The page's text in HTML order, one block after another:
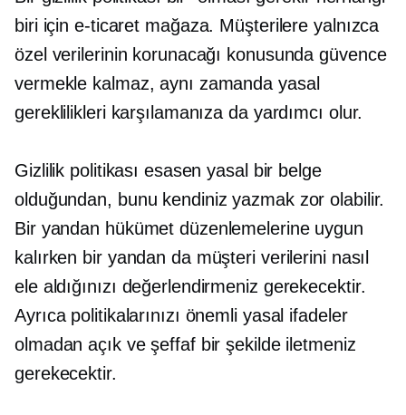
biri için e-ticaret mağaza. Müşterilere yalnızca
özel verilerinin korunacağı konusunda güvence
vermekle kalmaz, aynı zamanda yasal
gereklilikleri karşılamanıza da yardımcı olur.
Gizlilik politikası esasen yasal bir belge
olduğundan, bunu kendiniz yazmak zor olabilir.
Bir yandan hükümet düzenlemelerine uygun
kalırken bir yandan da müşteri verilerini nasıl
ele aldığınızı değerlendirmeniz gerekecektir.
Ayrıca politikalarınızı önemli yasal ifadeler
olmadan açık ve şeffaf bir şekilde iletmeniz
gerekecektir.